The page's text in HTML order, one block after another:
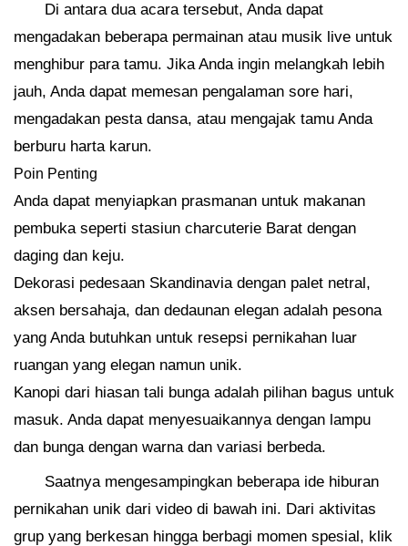
Di antara dua acara tersebut, Anda dapat
mengadakan beberapa permainan atau musik live untuk
menghibur para tamu. Jika Anda ingin melangkah lebih
jauh, Anda dapat memesan pengalaman sore hari,
mengadakan pesta dansa, atau mengajak tamu Anda
berburu harta karun.
Poin Penting
Anda dapat menyiapkan prasmanan untuk makanan
pembuka seperti stasiun charcuterie Barat dengan
daging dan keju.
Dekorasi pedesaan Skandinavia dengan palet netral,
aksen bersahaja, dan dedaunan elegan adalah pesona
yang Anda butuhkan untuk resepsi pernikahan luar
ruangan yang elegan namun unik.
Kanopi dari hiasan tali bunga adalah pilihan bagus untuk
masuk. Anda dapat menyesuaikannya dengan lampu
dan bunga dengan warna dan variasi berbeda.
Saatnya mengesampingkan beberapa ide hiburan
pernikahan unik dari video di bawah ini. Dari aktivitas
grup yang berkesan hingga berbagi momen spesial, klik